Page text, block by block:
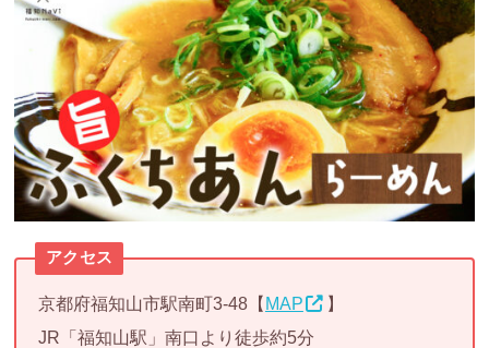
アクセス
京都府福知山市駅南町3-48【MAP
】
JR「福知山駅」南口より徒歩約5分